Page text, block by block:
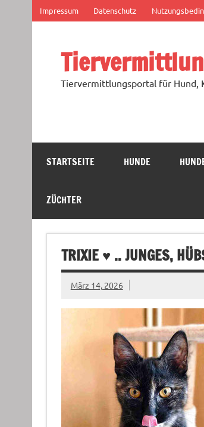
springen
Impressum Datenschutz
Tiervermittlungsportal für Hund,
STARTSEITE HUNDE
ZÜCHTER
TRIXIE ♥ .. JUNGES,
März 14, 2026